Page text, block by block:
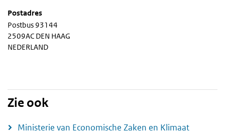
Postadres
Postbus 93144
2509AC DEN HAAG
NEDERLAND
Zie ook
Ministerie van Economische Zaken en Klimaat